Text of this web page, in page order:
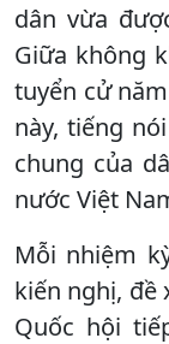
dân vừa
Giữa không
tuyển cử
này, tiếng
chung của
nước Việt
Mỗi nhiệm
kiến nghị, đề
Quốc hội